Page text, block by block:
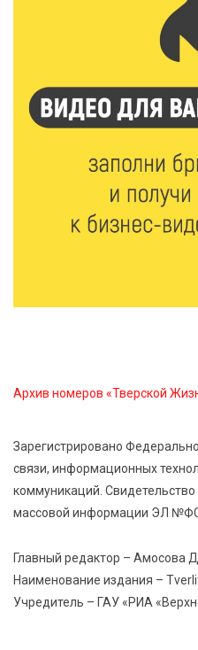
«Эстафету чемпионов»
Оленинского Дома
8 Авг 2026 07:58 261
В Нелидово открылся
8 Авг 2026 05:02 271
В Тверской области
Сотрудники УФСИН по
7 Авг 2026 22:02 358
Новые правила РЖД:
цифровом формате
Архив номеров «Тверской
Зарегистрировано
связи, информационных
коммуникаций. Свидетельство
массовой информации ЭЛ
Главный редактор – Амосова
Наименование издания –
Учредитель – ГАУ «РИА